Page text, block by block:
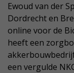
Ewoud van der
Dordrecht en
online voor de
heeft een
een vergulde